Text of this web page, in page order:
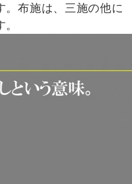
。布施は、三施の他に